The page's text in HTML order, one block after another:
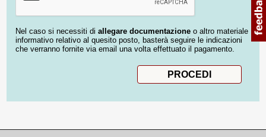
Nel caso si necessiti di allegare documentazione o altro materiale
informativo relativo al quesito posto, basterà seguire le indicazioni
che verranno fornite via email una volta effettuato il pagamento.